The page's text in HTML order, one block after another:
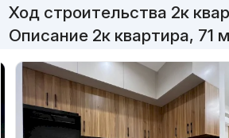
Ход строительства 2к
Описание 2к квартира, 71